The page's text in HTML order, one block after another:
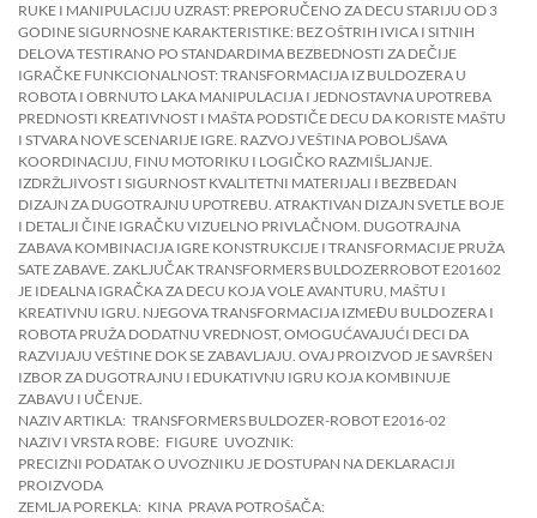
RUKE I MANIPULACIJU UZRAST: PREPORUČENO ZA DECU STARIJU OD 3
GODINE SIGURNOSNE KARAKTERISTIKE: BEZ OŠTRIH IVICA I SITNIH
DELOVA TESTIRANO PO STANDARDIMA BEZBEDNOSTI ZA DEČIJE
IGRAČKE FUNKCIONALNOST: TRANSFORMACIJA IZ BULDOZERA U
ROBOTA I OBRNUTO LAKA MANIPULACIJA I JEDNOSTAVNA UPOTREBA
PREDNOSTI KREATIVNOST I MAŠTA PODSTIČE DECU DA KORISTE MAŠTU
I STVARA NOVE SCENARIJE IGRE. RAZVOJ VEŠTINA POBOLJŠAVA
KOORDINACIJU, FINU MOTORIKU I LOGIČKO RAZMIŠLJANJE.
IZDRŽLJIVOST I SIGURNOST KVALITETNI MATERIJALI I BEZBEDAN
DIZAJN ZA DUGOTRAJNU UPOTREBU. ATRAKTIVAN DIZAJN SVETLE BOJE
I DETALJI ČINE IGRAČKU VIZUELNO PRIVLAČNOM. DUGOTRAJNA
ZABAVA KOMBINACIJA IGRE KONSTRUKCIJE I TRANSFORMACIJE PRUŽA
SATE ZABAVE. ZAKLJUČAK TRANSFORMERS BULDOZERROBOT E201602
JE IDEALNA IGRAČKA ZA DECU KOJA VOLE AVANTURU, MAŠTU I
KREATIVNU IGRU. NJEGOVA TRANSFORMACIJA IZMEĐU BULDOZERA I
ROBOTA PRUŽA DODATNU VREDNOST, OMOGUĆAVAJUĆI DECI DA
RAZVIJAJU VEŠTINE DOK SE ZABAVLJAJU. OVAJ PROIZVOD JE SAVRŠEN
IZBOR ZA DUGOTRAJNU I EDUKATIVNU IGRU KOJA KOMBINUJE
ZABAVU I UČENJE.
NAZIV ARTIKLA: TRANSFORMERS BULDOZER-ROBOT E2016-02
NAZIV I VRSTA ROBE: FIGURE UVOZNIK:
PRECIZNI PODATAK O UVOZNIKU JE DOSTUPAN NA DEKLARACIJI
PROIZVODA
ZEMLJA POREKLA: KINA PRAVA POTROŠAČA: